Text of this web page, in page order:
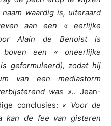
waardig is, uiteraard
aan een « eerlijke
Alain de Benoist is
boven een « oneerlijke
geformuleerd), zodat hij
van een mediastorm
was ».. Jean-
conclusies: « Voor de
kan de fee van gisteren